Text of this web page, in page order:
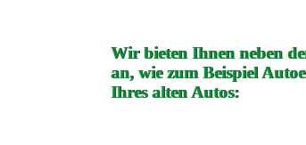
Wir bieten Ihnen neben
an, wie zum Beispiel
Ihres alten Autos: